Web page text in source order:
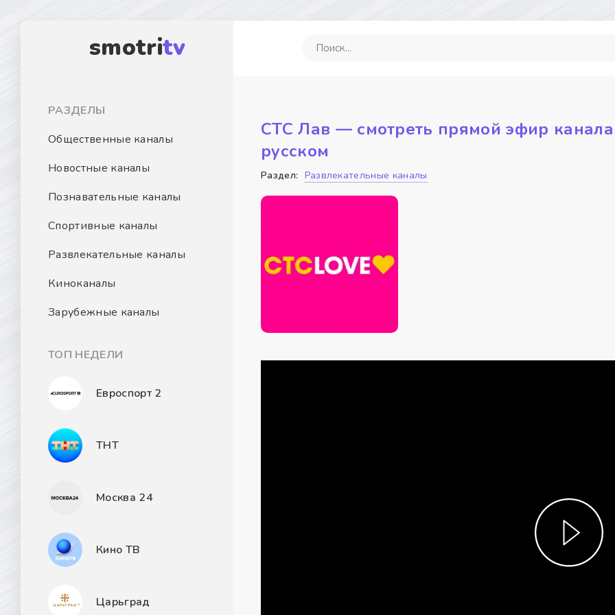
smotritv
РАЗДЕЛЫ
Общественные каналы
Новостные каналы
Познавательные каналы
Спортивные каналы
Развлекательные каналы
Киноканалы
Зарубежные каналы
ТОП НЕДЕЛИ
Евроспорт 2
ТНТ
Москва 24
Кино ТВ
Царьград
СТС Лав — смотреть прямой эфир
русском
Раздел: Развлекательные каналы